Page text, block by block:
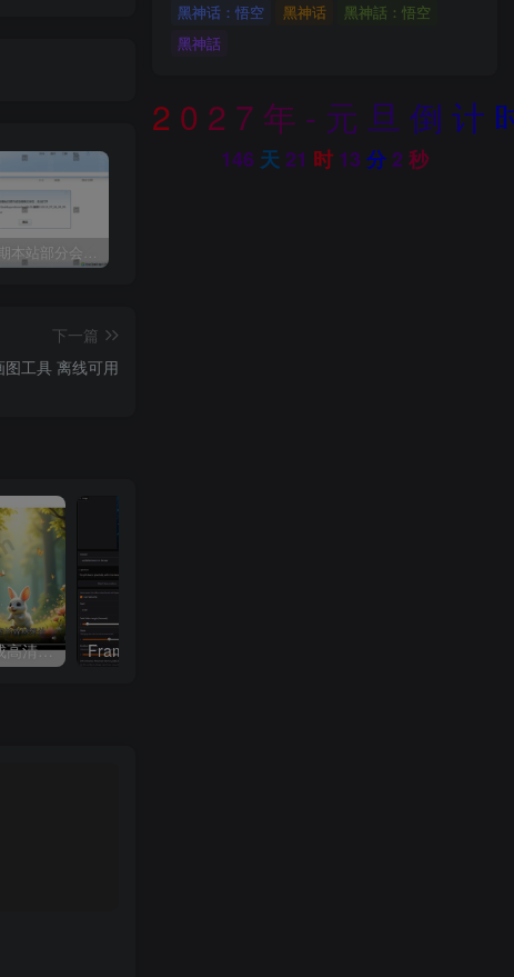
关于近期本站部分会员反馈解压文件解压到一半失败出错的说明
下一篇
工具 离线可用
Story-Flicks：AI一键生成高清故事短视频 大语言模型打造高清故事短视频制作神器 + 搭建教程
黑神话：悟空
黑神话
黑神話：悟空
黑神話
2 0 2 7 年 - 元 旦 倒 计
146 天 21 时 13 分 0 秒